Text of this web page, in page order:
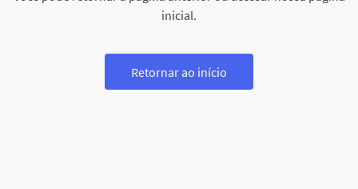
inicial.
Retornar ao início